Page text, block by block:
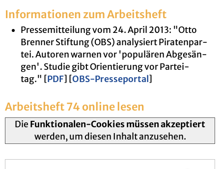
In­for­ma­tio­nen zum Ar­beits­heft
Pres­se­mit­tei­lung vom 24. April 2013: "Otto
Bren­ner Stif­tung (OBS) ana­ly­siert Pi­ra­ten­par­
tei. Au­to­ren war­nen vor 'po­pu­lä­ren Ab­ge­sän­
gen'. Stu­die gibt Ori­en­tie­rung vor Par­tei­
tag." [PDF] [OBS-Pres­se­por­tal ]
Ar­beits­heft 74 on­line lesen
Die Funktionalen-Cookies müssen akzeptiert
werden, um diesen Inhalt anzusehen.